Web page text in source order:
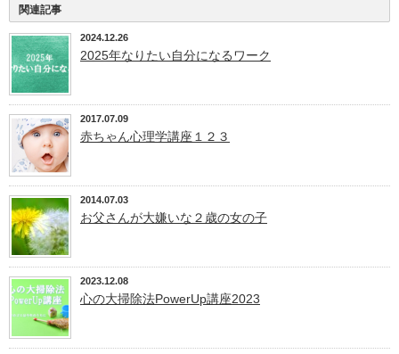
関連記事
2024.12.26
2025年なりたい自分になるワーク
2017.07.09
赤ちゃん心理学講座１２３
2014.07.03
お父さんが大嫌いな２歳の女の子
2023.12.08
心の大掃除法PowerUp講座2023